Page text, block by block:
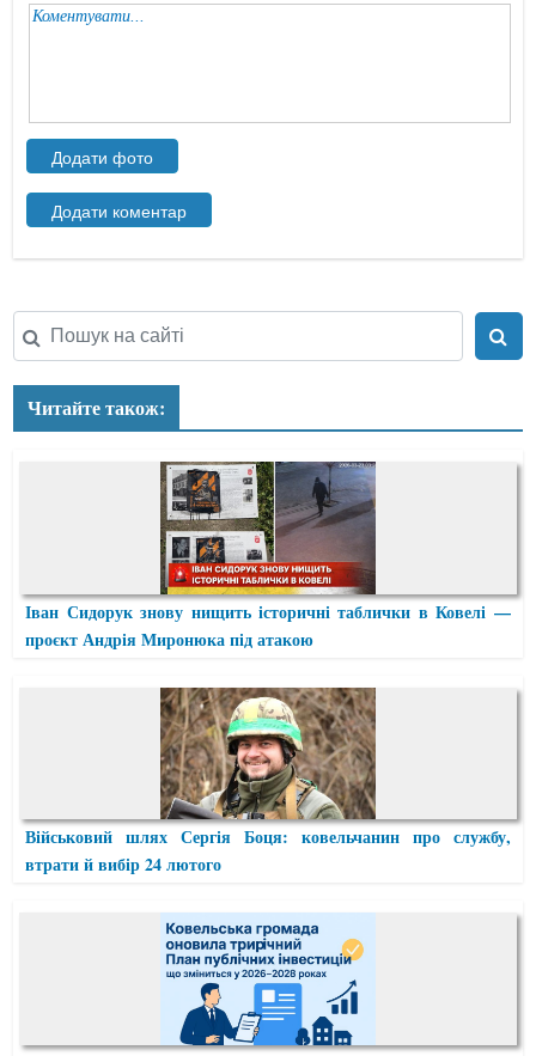
Читайте також:
Іван Сидорук знову нищить історичні таблички в Ковелі —
проєкт Андрія Миронюка під атакою
Військовий шлях Сергія Боця: ковельчанин про службу,
втрати й вибір 24 лютого